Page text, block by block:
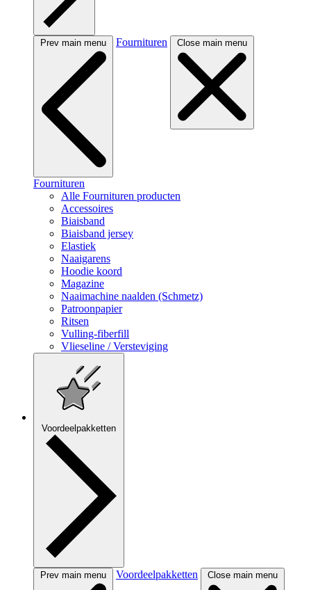
Prev main menu Fournituren Close main menu
Fournituren
Alle Fournituren producten
Accessoires
Biaisband
Biaisband jersey
Elastiek
Naaigarens
Hoodie koord
Magazine
Naaimachine naalden (Schmetz)
Patroonpapier
Ritsen
Vulling-fiberfill
Vlieseline / Versteviging
Voordeelpakketten
Prev main menu Voordeelpakketten Close main menu